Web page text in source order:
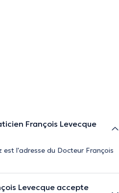
François Levecque
est l'adresse du Docteur François
Levecque accepte